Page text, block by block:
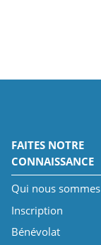
FAITES NOTRE
CONNAISSANCE
Qui nous sommes
Inscription
Bénévolat